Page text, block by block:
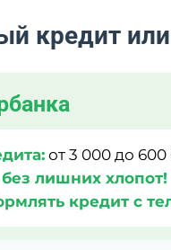
кредит
от 3 000 до
лишних хлопот!
кредит с